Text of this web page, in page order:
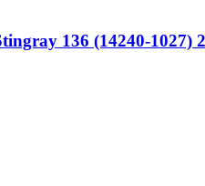
136 (14240-1027)